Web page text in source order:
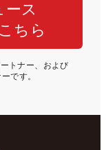
ス
ちら
トナー、および
です。